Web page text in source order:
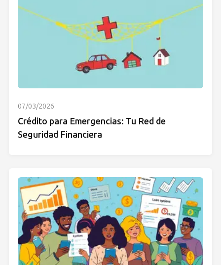
07/03/2026
Crédito para Emergencias: Tu Red de
Seguridad Financiera